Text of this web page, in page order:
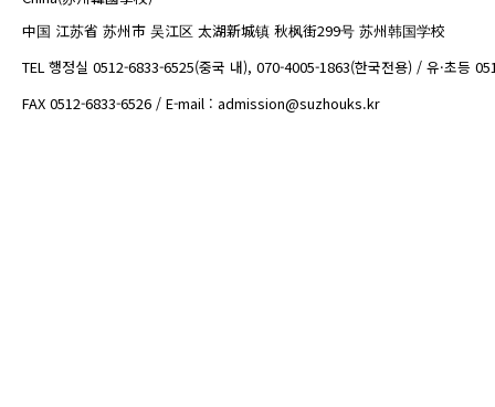
中国 江苏省 苏州市 吴江区 太湖新城镇 秋枫街299号 苏州韩国学校
TEL 행정실 0512-6833-6525(중국 내), 070-4005-1863(한국전용) / 유·초등
FAX 0512-6833-6526 / E-mail : admission@suzhouks.kr